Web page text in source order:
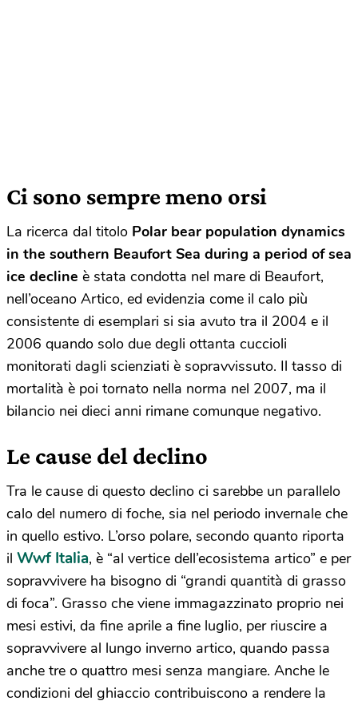
Ci sono sempre meno orsi
La ricerca dal titolo Polar bear population dynamics
in the southern Beaufort Sea during a period of sea
ice decline è stata condotta nel mare di Beaufort,
nell’oceano Artico, ed evidenzia come il calo più
consistente di esemplari si sia avuto tra il 2004 e il
2006 quando solo due degli ottanta cuccioli
monitorati dagli scienziati è sopravvissuto. Il tasso di
mortalità è poi tornato nella norma nel 2007, ma il
bilancio nei dieci anni rimane comunque negativo.
Le cause del declino
Tra le cause di questo declino ci sarebbe un parallelo
calo del numero di foche, sia nel periodo invernale che
in quello estivo. L’orso polare, secondo quanto riporta
il Wwf Italia, è “al vertice dell’ecosistema artico” e per
sopravvivere ha bisogno di “grandi quantità di grasso
di foca”. Grasso che viene immagazzinato proprio nei
mesi estivi, da fine aprile a fine luglio, per riuscire a
sopravvivere al lungo inverno artico, quando passa
anche tre o quattro mesi senza mangiare. Anche le
condizioni del ghiaccio contribuiscono a rendere la